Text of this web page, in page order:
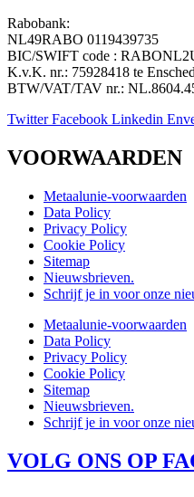
Rabobank:
NL49RABO 0119439735
BIC/SWIFT code :
K.v.K. nr.: 75928418 te
BTW/VAT/TAV nr.:
Twitter Facebook Linkedin
VOORWAARDEN
Metaalunie-voorwaarden
Data Policy
Privacy Policy
Cookie Policy
Sitemap
Nieuwsbrieven.
Schrijf je in voor onze
Metaalunie-voorwaarden
Data Policy
Privacy Policy
Cookie Policy
Sitemap
Nieuwsbrieven.
Schrijf je in voor onze
VOLG ONS OP